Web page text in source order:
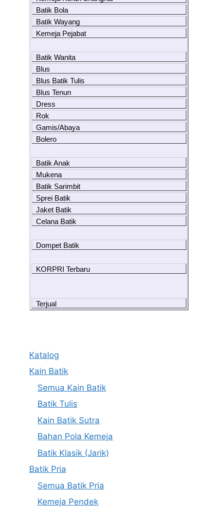
Batik Bola
Batik Wayang
Kemeja Pejabat
Batik Wanita
Blus
Blus Batik Tulis
Blus Tenun
Dress
Rok
Gamis/Abaya
Bolero
Batik Anak
Mukena
Batik Sarimbit
Sprei Batik
Jaket Batik
Celana Batik
Dompet Batik
KORPRI Terbaru
Terjual
Katalog
Kain Batik
Semua Kain Batik
Batik Tulis
Kain Batik Sutra
Bahan Pola Kemeja
Batik Klasik (Jarik)
Batik Pria
Semua Batik Pria
Kemeja Pendek